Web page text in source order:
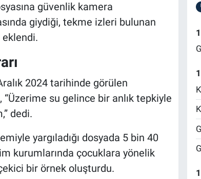
güvenlik kamera
giydiği, tekme izleri bulunan
2024 tarihinde görülen
su gelince bir anlık tepkiyle
dedi.
yargıladığı dosyada 5 bin 40
kurumlarında çocuklara yönelik
bir örnek oluşturdu.